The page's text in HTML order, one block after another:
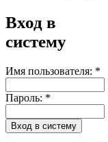
Вход в
систему
Имя пользователя: *
Пароль: *